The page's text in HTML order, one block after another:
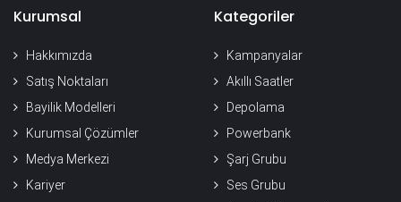
Kurumsal
Hakkımızda
Satış Noktaları
Bayilik Modelleri
Kurumsal Çözümler
Medya Merkezi
Kariyer
Kategoriler
Kampanyalar
Akıllı Saatler
Depolama
Powerbank
Şarj Grubu
Ses Grubu